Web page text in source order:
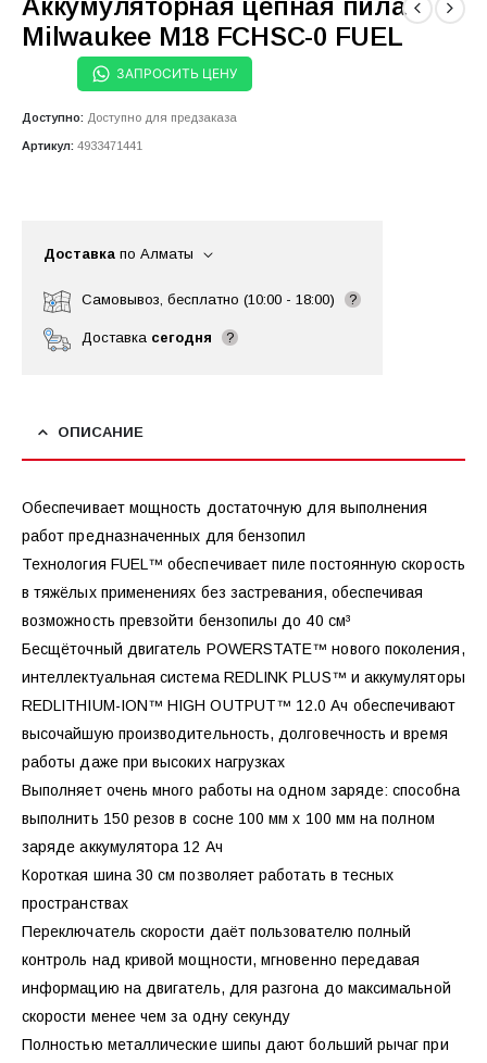
Milwaukee M18 FCHSC-0 FUEL
ЗАПРОСИТЬ ЦЕНУ
Доступно: Доступно для предзаказа
Артикул: 4933471441
Доставка по Алматы
Самовывоз, бесплатно (10:00 - 18:00) ?
Доставка сегодня ?
ОПИСАНИЕ
Обеспечивает мощность достаточную для выполнения
работ предназначенных для бензопил
Технология FUEL™ обеспечивает пиле постоянную скорость
в тяжёлых применениях без застревания, обеспечивая
возможность превзойти бензопилы до 40 см³
Бесщёточный двигатель POWERSTATE™ нового поколения,
интеллектуальная система REDLINK PLUS™ и аккумуляторы
REDLITHIUM-ION™ HIGH OUTPUT™ 12.0 Ач обеспечивают
высочайшую производительность, долговечность и время
работы даже при высоких нагрузках
Выполняет очень много работы на одном заряде: способна
выполнить 150 резов в сосне 100 мм х 100 мм на полном
заряде аккумулятора 12 Ач
Короткая шина 30 см позволяет работать в тесных
пространствах
Переключатель скорости даёт пользователю полный
контроль над кривой мощности, мгновенно передавая
информацию на двигатель, для разгона до максимальной
скорости менее чем за одну секунду
Полностью металлические шипы дают больший рычаг при